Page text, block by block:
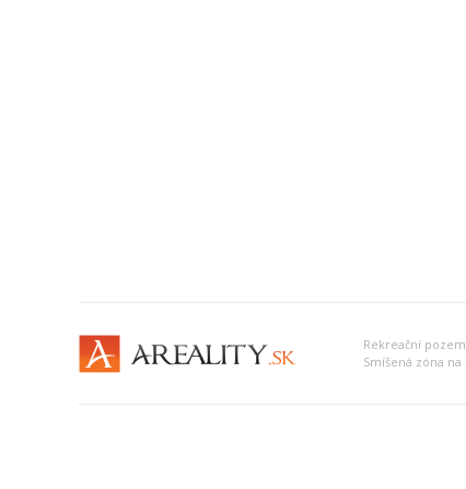
Rekreační
Smíšená zóna